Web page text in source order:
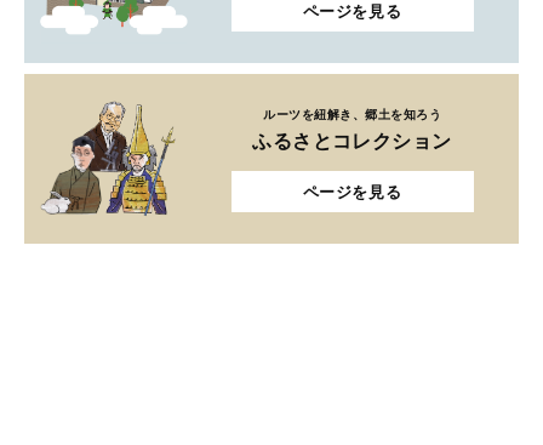
ページを見る
ルーツを紐解き、郷土を知ろう
ふるさとコレクション
ページを見る